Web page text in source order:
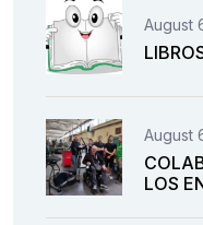
August
August
LOS